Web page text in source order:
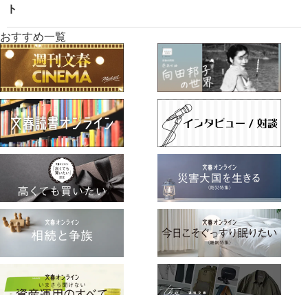
ト
おすすめ一覧